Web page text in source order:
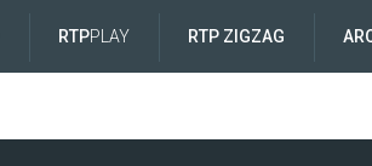
RTPPLAY RTP ZIGZAG